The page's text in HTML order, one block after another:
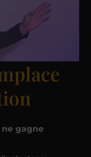
ne gagne